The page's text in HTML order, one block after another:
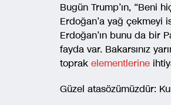
Bugün Trump’ın, “Beni
Erdoğan’a yağ çekmeyi
Erdoğan’ın bunu da bir
fayda var. Bakarsınız
toprak elementlerine
Güzel atasözümüzdür: